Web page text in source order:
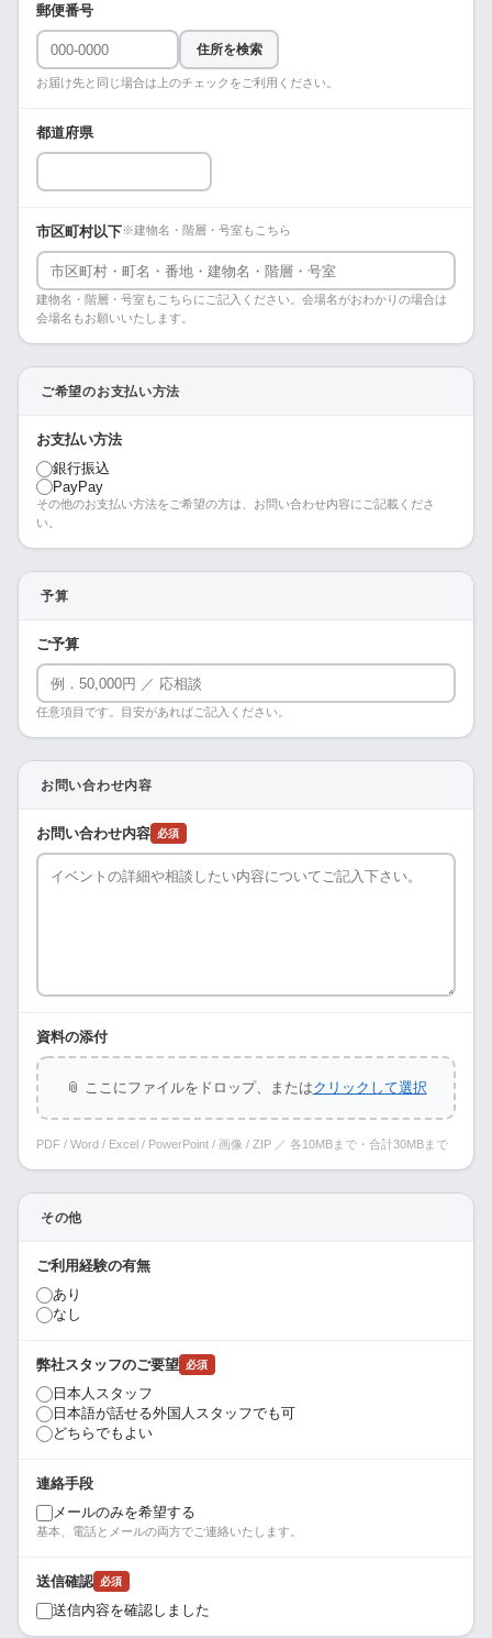
郵便番号
住所を検索
お届け先と同じ場合は上のチェックをご利用ください。
都道府県
市区町村以下※建物名・階層・号室もこちら
建物名・階層・号室もこちらにご記入ください。会場名がおわかりの場合は
会場名もお願いいたします。
ご希望のお支払い方法
お支払い方法
銀行振込
PayPay
その他のお支払い方法をご希望の方は、お問い合わせ内容にご記載くださ
い。
予算
ご予算
任意項目です。目安があればご記入ください。
お問い合わせ内容
お問い合わせ内容 必須
資料の添付
📎 ここにファイルをドロップ、またはクリックして選択
PDF / Word / Excel / PowerPoint / 画像 / ZIP ／ 各10MBまで・合計30MBまで
その他
ご利用経験の有無
あり
なし
弊社スタッフのご要望 必須
日本人スタッフ
日本語が話せる外国人スタッフでも可
どちらでもよい
連絡手段
メールのみを希望する
基本、電話とメールの両方でご連絡いたします。
送信確認 必須
送信内容を確認しました